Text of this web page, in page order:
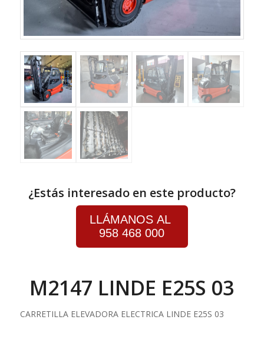
¿Estás interesado en este producto?
LLÁMANOS AL
958 468 000
M2147 LINDE E25S 03
CARRETILLA ELEVADORA ELECTRICA LINDE E25S 03